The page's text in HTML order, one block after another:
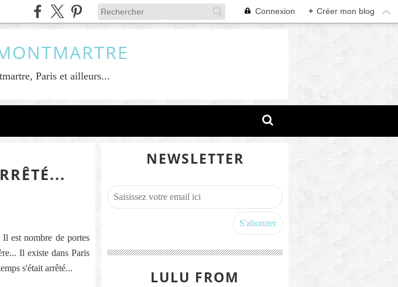
Connexion + Créer mon blog
Paris et ailleurs...
est nombre de portes
Il existe dans Paris
s'était arrêté...
NEWSLETTER
LULU FROM